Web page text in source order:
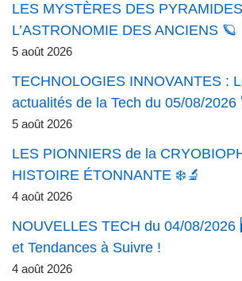
LES MYSTÈRES DES
L’ASTRONOMIE DES ANCIENS 🪐
5 août 2026
TECHNOLOGIES INNOVANTES :
actualités de la Tech du 05/08/2026
5 août 2026
LES PIONNIERS de la
HISTOIRE ÉTONNANTE ❄️🔬
4 août 2026
NOUVELLES TECH du 04/08/2026
et Tendances à Suivre !
4 août 2026